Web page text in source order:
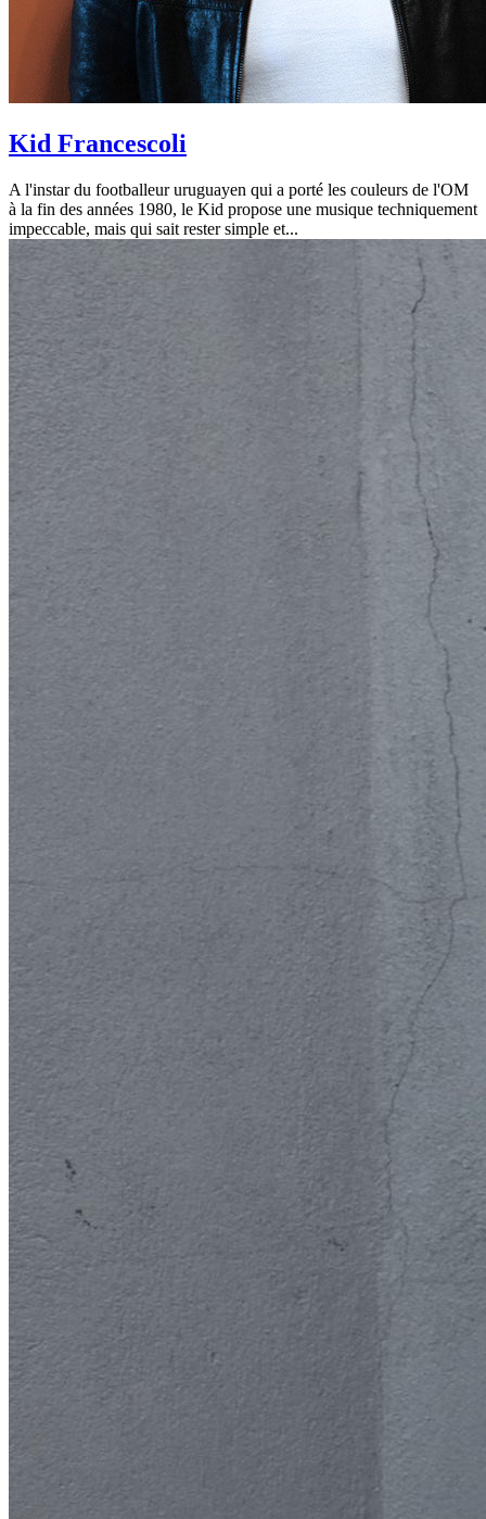
Kid Francescoli
A l'instar du footballeur uruguayen qui a porté les couleurs de l'OM
à la fin des années 1980, le Kid propose une musique techniquement
impeccable, mais qui sait rester simple et...